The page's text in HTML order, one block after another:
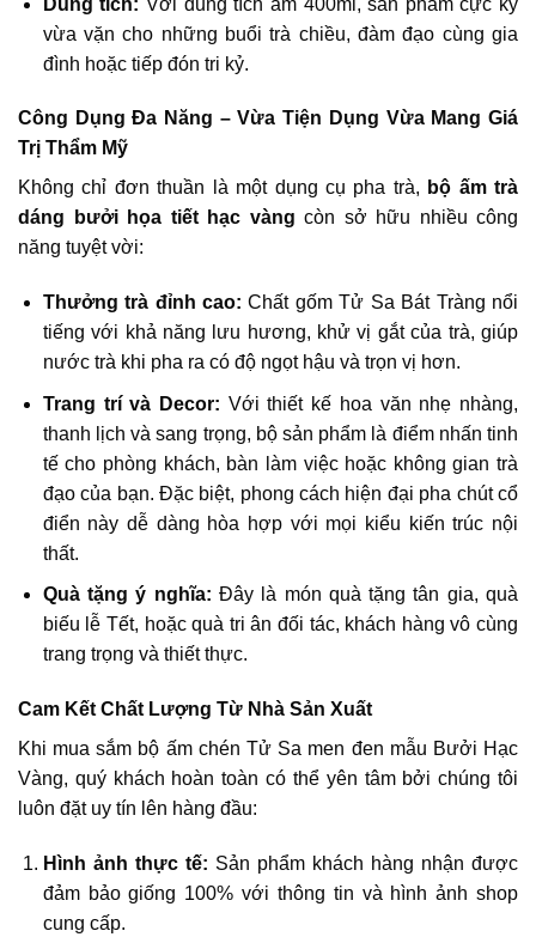
vừa vặn cho những buổi trà chiều, đàm đạo cùng gia
đình hoặc tiếp đón tri kỷ.
Công Dụng Đa Năng – Vừa Tiện Dụng Vừa Mang Giá
Trị Thẩm Mỹ
Không chỉ đơn thuần là một dụng cụ pha trà, bộ ấm trà
dáng bưởi họa tiết hạc vàng còn sở hữu nhiều công
năng tuyệt vời:
Thưởng trà đỉnh cao: Chất gốm Tử Sa Bát Tràng nổi
tiếng với khả năng lưu hương, khử vị gắt của trà, giúp
nước trà khi pha ra có độ ngọt hậu và trọn vị hơn.
Trang trí và Decor: Với thiết kế hoa văn nhẹ nhàng,
thanh lịch và sang trọng, bộ sản phẩm là điểm nhấn tinh
tế cho phòng khách, bàn làm việc hoặc không gian trà
đạo của bạn. Đặc biệt, phong cách hiện đại pha chút cổ
điển này dễ dàng hòa hợp với mọi kiểu kiến trúc nội
thất.
Quà tặng ý nghĩa: Đây là món quà tặng tân gia, quà
biếu lễ Tết, hoặc quà tri ân đối tác, khách hàng vô cùng
trang trọng và thiết thực.
Cam Kết Chất Lượng Từ Nhà Sản Xuất
Khi mua sắm bộ ấm chén Tử Sa men đen mẫu Bưởi Hạc
Vàng, quý khách hoàn toàn có thể yên tâm bởi chúng tôi
luôn đặt uy tín lên hàng đầu:
Hình ảnh thực tế: Sản phẩm khách hàng nhận được
đảm bảo giống 100% với thông tin và hình ảnh shop
cung cấp.